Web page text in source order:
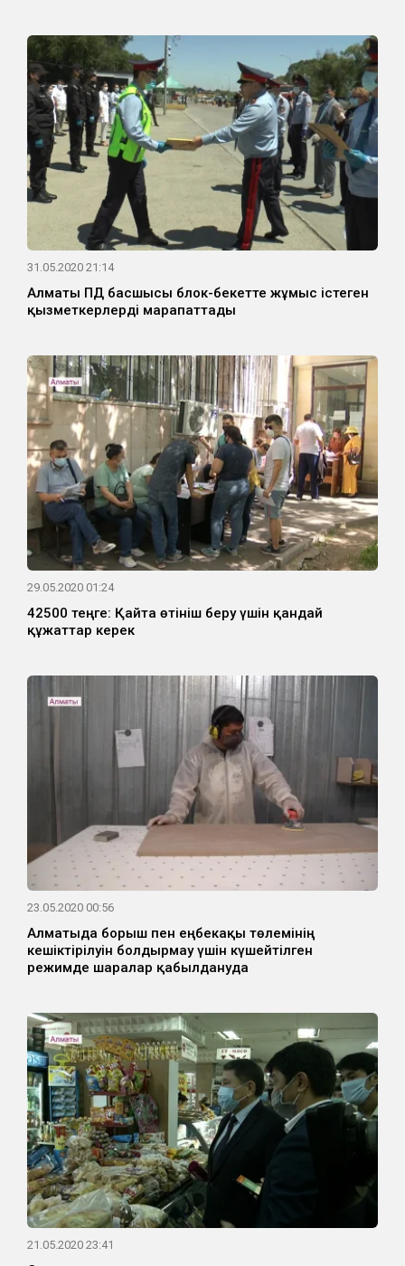
31.05.2020 21:14
Алматы ПД басшысы блок-бекетте жұмыс істеген
қызметкерлерді марапаттады
29.05.2020 01:24
42500 теңге: Қайта өтініш беру үшін қандай
құжаттар керек
23.05.2020 00:56
Алматыда борыш пен еңбекақы төлемінің
кешіктірілуін болдырмау үшін күшейтілген
режимде шаралар қабылдануда
21.05.2020 23:41